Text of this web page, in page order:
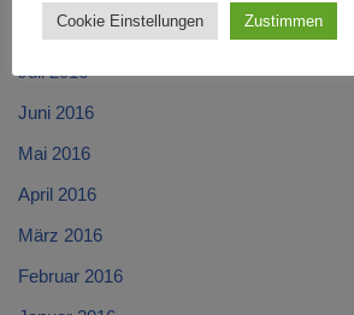
August 2016
Juli 2016
Juni 2016
Mai 2016
April 2016
März 2016
Februar 2016
Cookie Einstellungen Zustimmen